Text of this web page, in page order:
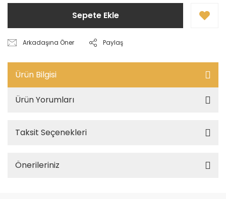
Sepete Ekle
Arkadaşına Öner Paylaş
Ürün Bilgisi
Ürün Yorumları
Taksit Seçenekleri
Önerileriniz